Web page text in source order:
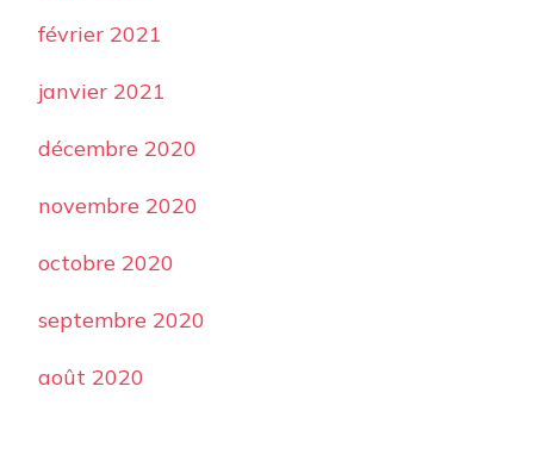
février 2021
janvier 2021
décembre 2020
novembre 2020
octobre 2020
septembre 2020
août 2020